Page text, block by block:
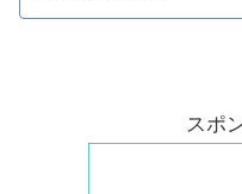
スポ